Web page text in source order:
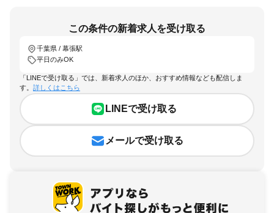
この条件の新着求人を受け取る
千葉県 / 幕張駅
平日のみOK
「LINEで受け取る」では、新着求人のほか、おすすめ情報なども配信しま
す。 詳しくはこちら
LINEで受け取る
メールで受け取る